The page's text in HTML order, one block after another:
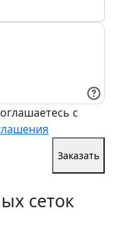
с
Заказать
сеток